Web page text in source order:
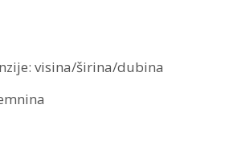
visina/širina/dubina